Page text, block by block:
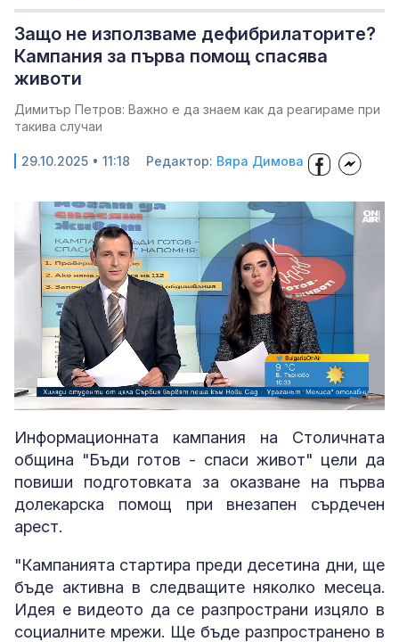
Защо не използваме дефибрилаторите?
Кампания за първа помощ спасява
животи
Димитър Петров: Важно е да знаем как да реагираме при
такива случаи
29.10.2025 • 11:18 Редактор: Вяра Димова
Unmute Loaded:
8.25%
Информационната кампания на Столичната
община "Бъди готов - спаси живот" цели да
повиши подготовката за оказване на първа
долекарска помощ при внезапен сърдечен
арест.
"Кампанията стартира преди десетина дни, ще
бъде активна в следващите няколко месеца.
Идея е видеото да се разпространи изцяло в
социалните мрежи. Ще бъде разпространено в